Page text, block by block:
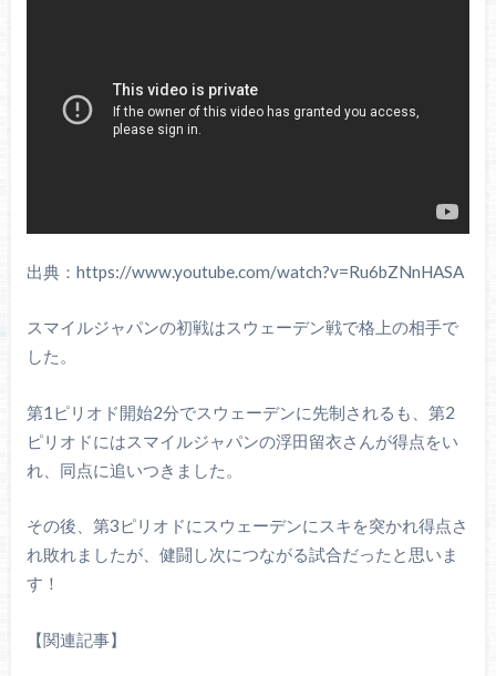
出典：https://www.youtube.com/watch?v=Ru6bZNnHASA
スマイルジャパンの初戦はスウェーデン戦で格上の相手で
した。
第1ピリオド開始2分でスウェーデンに先制されるも、第2
ピリオドにはスマイルジャパンの浮田留衣さんが得点をい
れ、同点に追いつきました。
その後、第3ピリオドにスウェーデンにスキを突かれ得点さ
れ敗れましたが、健闘し次につながる試合だったと思いま
す！
【関連記事】